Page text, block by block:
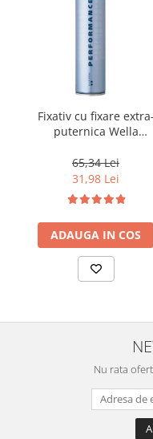
Fixativ cu fixare extra-
puternica Wella
500 ml
65,34 Lei
31,98 Lei
ADAUGA IN COS
Nu rata